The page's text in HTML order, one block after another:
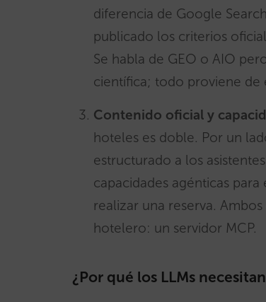
diferencia de Google
publicado los criterios
Se habla de GEO o AIO
científica; todo proviene de
Contenido oficial y
hoteles es doble. Por un
estructurado a los
capacidades agénticas
realizar una reserva.
hotelero: un servidor MCP.
¿Por qué los LLMs